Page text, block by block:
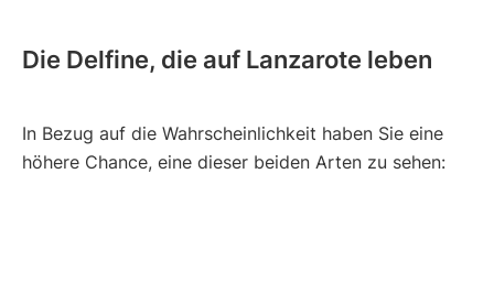
Die Delfine, die auf Lanzarote leben
In Bezug auf die Wahrscheinlichkeit haben Sie eine
höhere Chance, eine dieser beiden Arten zu sehen: